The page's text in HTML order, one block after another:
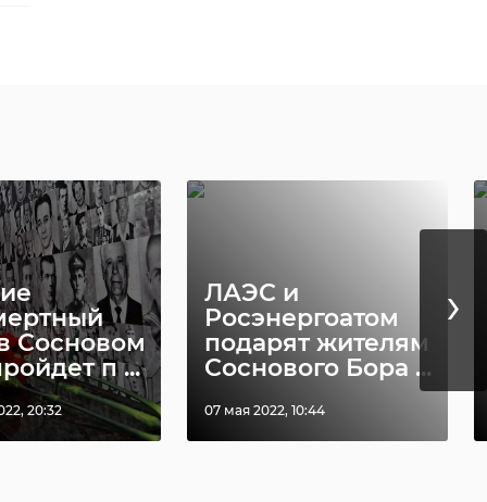
Сосновом
п ...
20:32
ЛАЭС и
Росэнергоатом
подарят жителям
Соснового Бора ...
07 мая 2022, 10:44
›